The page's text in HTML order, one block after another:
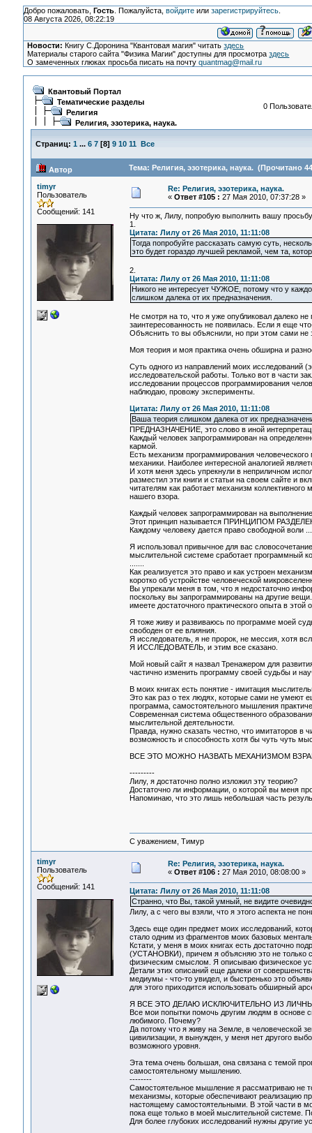
Добро пожаловать, Гость. Пожалуйста, войдитеили зарегистрируйтесь.
08 Августа 2026, 08:22:19
Новости: Книгу С.Доронина "Квантовая магия" читатьздесь
Материалы старого сайта "Физика Магии" доступны для просмотраздесь
О замеченных глюках просьба писать на почтуquantmag@mail.ru
Квантовый Портал
Тематические разделы
Религия
Религия, эзотерика, наука.
0
Страниц: 1 ... 6 7[8] 9 10 11 Все
Автор Тема: Религия, эзотерика, наука. (Прочитано
timyr
Пользователь
Сообщений: 141
Re: Религия, эзотерика, наука.
« Ответ #105 : 27 Мая 2010, 07:37:28 »
Ну что ж, Лилу, попробую выполнить вашу
1.
Цитата: Лилу от 26 Мая 2010, 11:11:08
Тогда попробуйте рассказать самую суть,
это будет гораздо лучшей рекламой, чем та,
2.
Цитата: Лилу от 26 Мая 2010, 11:11:08
Никого не интересует ЧУЖОЕ, потому что у
слишком далека от их предназначения.
Не смотря на то, что я уже опубликовал далеко
заинтересованность не появилась. Если я еще
Объяснить то вы объяснили, но при этом сами не
Моя теория и моя практика очень обширна и
Суть одного из направлений моих исследований
исследовательской работы. Только вот в части
исследовании процессов программирования
наблюдаю, провожу эксперименты.
Цитата: Лилу от 26 Мая 2010, 11:11:08
Ваша теория слишком далека от их
ПРЕДНАЗНАЧЕНИЕ, это слово в иной
Каждый человек запрограммирован на
кармой.
Есть механизм программирования
механики. Наиболее интересной аналогией
И хотя меня здесь упрекнули в неприличном
разместил эти книги и статьи на своем сайте и
читателям как работает механизм
нашего взора.
Каждый человек запрограммирован на
Этот принцип называется ПРИНЦИПОМ
Каждому человеку дается право свободной
Я использовал привычное для вас
мыслительной системе сработает программный
Как реализуется это право и как устроен
коротко об устройстве человеческой
Вы упрекали меня в том, что я недостаточно
поскольку вы запрограммированы на другие
имеете достаточного практического опыта в
Я тоже живу и развиваюсь по программе моей
свободен от ее влияния.
Я исследователь, я не пророк, не мессия, хотя
Я ИССЛЕДОВАТЕЛЬ, и этим все сказано.
Мой новый сайт я назвал Тренажером для
частично изменить программу своей судьбы и
В моих книгах есть понятие - имитация
Это как раз о тех людях, которые сами не умеют
программа, самостоятельного мышления
Современная система общественного
мыслительной деятельности.
Правда, нужно сказать честно, что имитаторов
возможность и способность хотя бы чуть чуть
ВСЕ ЭТО МОЖНО НАЗВАТЬ МЕХАНИЗМОМ
---------
Лилу, я достаточно полно изложил эту теорию?
Достаточно ли информации, о которой вы меня
Напоминаю, что это лишь небольшая часть
С уважением, Тимур
timyr
Пользователь
Сообщений: 141
Re: Религия, эзотерика, наука.
« Ответ #106 : 27 Мая 2010, 08:08:00 »
Цитата: Лилу от 26 Мая 2010, 11:11:08
Странно, что Вы, такой умный, не видите
Лилу, а с чего вы взяли, что я этого аспекта не
Здесь еще один предмет моих исследований,
стало одним из фрагментов моих базовых
Кстати, у меня в моих книгах есть
(УСТАНОВКИ), причем я объясняю это не только
физическим смыслом. Я описываю физическое
Детали этих описаний еще далеки от
медиумы - что-то увидел, и быстренько это
для этого приходится использовать обширный
Я ВСЕ ЭТО ДЕЛАЮ ИСКЛЮЧИТЕЛЬНО ИЗ
Все мои попытки помочь другим людям в основе
любимого. Почему?
Да потому что я живу на Земле, в человеческой
цивилизации, я вынужден, у меня нет другого
возможного уровня.
Эта тема очень большая, она связана с темой
самостоятельному мышлению.
--------
Самостоятельное мышление я рассматриваю не
механизмы, которые обеспечивают реализацию
настоящему самостоятельными. В этой части в
пока еще только в моей мыслительной системе.
Для более глубоких исследований нужны другие